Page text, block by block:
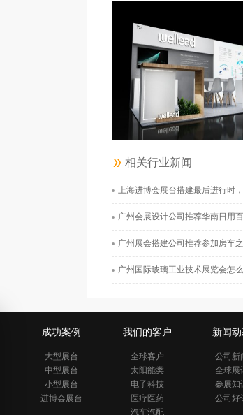
东软
展览面积：370平
工程地点：美国
工程时间：2024-12-
广州维力医疗器械股
展览面积：18平
工程时间：2024-
相关行业新闻
上海进博会展台搭建最后进行时，快来
广州会展设计公司推荐华南日用百货商品
广州展会搭建公司推荐参加房车之家（广州）国
广州国际玻璃工业技术展览会怎么样？听听广州会展
成功案例
大型展台
中型展台
小型展台
进博会展台
我们的客户
全球客户
太阳能类
电子科技
医疗医药
汽车汽配
新闻
公司新
全球展
参展知
公司好